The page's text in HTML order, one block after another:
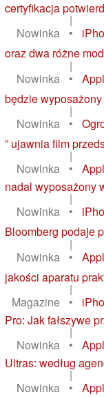
certyfikacja
|
Nowinka
•
oraz dwa różne
|
Nowinka
•
będzie
|
Nowinka
•
” ujawnia film
|
Nowinka
•
nadal wyposażony
|
Nowinka
•
Bloomberg podaje
|
Nowinka
•
jakości aparatu
|
Magazine
•
Pro: Jak fałszywe
|
Nowinka
•
Ultras: według
|
Nowinka
•